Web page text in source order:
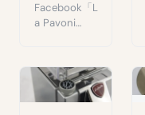
Facebook「L
a Pavoni
Owners」グ
ループへよう
こそ：レバー